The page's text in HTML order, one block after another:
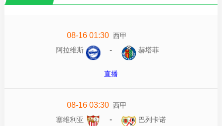
08-16 01:30 西甲
阿拉维斯
- 赫塔菲
直播
08-16 03:30 西甲
塞维利亚
- 巴列卡诺